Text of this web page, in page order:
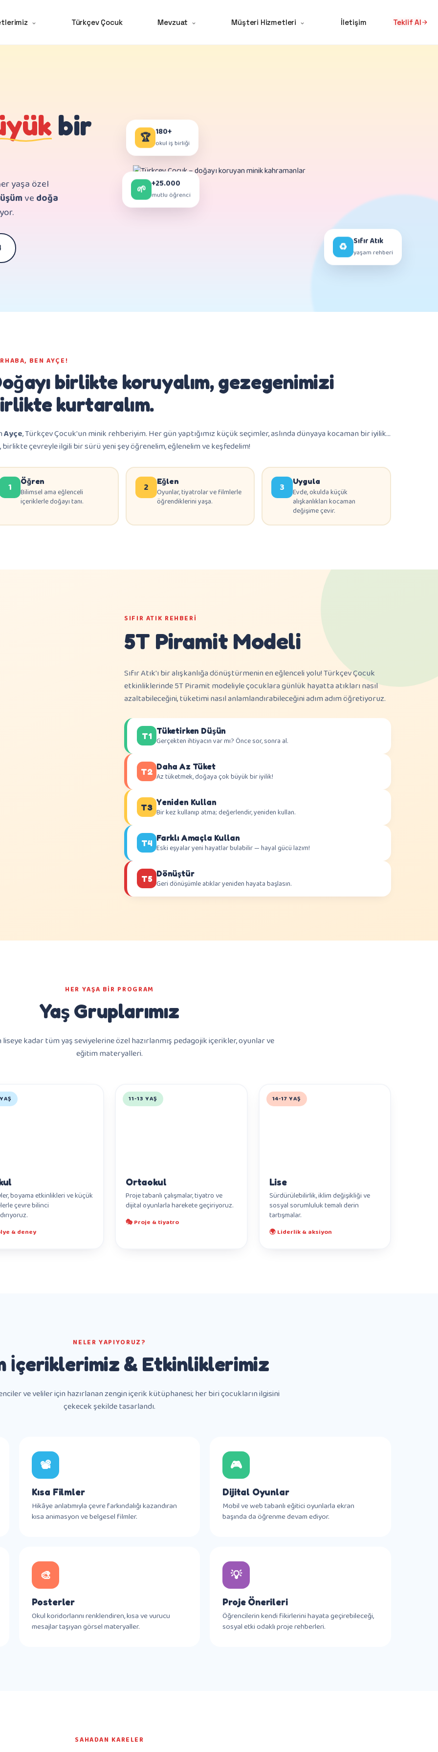
Türkçev Çocuk Mevzuat Müşteri Hizmetleri İletişim Teklif Al
bir
yaşa özel
vedoğa
🌱 +25.000
mutlu öğrenci
🏆 180+
okul iş birliği
♻️ Sıfır Atık
yaşam rehberi
BEN AYÇE!
birlikte koruyalım, gezegenimizi
kurtaralım.
Ayçe, Türkçev Çocuk'un minik rehberiyim. Her gün yaptığımız küçük seçimler, aslında dünyaya kocaman bir iyilik…
birlikte çevreyle ilgili bir sürü yeni şey öğrenelim, eğlenelim ve keşfedelim!
1 Öğren
Bilimsel ama eğlenceli
içeriklerle doğayı tanı.
2 Eğlen
Oyunlar, tiyatrolar ve filmlerle
öğrendiklerini yaşa.
3 Uygula
Evde, okulda küçük
alışkanlıkları kocaman
değişime çevir.
SIFIR ATIK REHBERI
5T Piramit Modeli
Sıfır Atık'ı bir alışkanlığa dönüştürmenin en eğlenceli yolu! Türkçev Çocuk
etkinliklerinde 5T Piramit modeliyle çocuklara günlük hayatta atıkları nasıl
azaltabileceğini, tüketimi nasıl anlamlandırabileceğini adım adım öğretiyoruz.
T1 Tüketirken Düşün
Gerçekten ihtiyacın var mı? Önce sor, sonra al.
T2 Daha Az Tüket
Az tüketmek, doğaya çok büyük bir iyilik!
T3 Yeniden Kullan
Bir kez kullanıp atma; değerlendir, yeniden kullan.
T4 Farklı Amaçla Kullan
Eski eşyalar yeni hayatlar bulabilir — hayal gücü lazım!
T5 Dönüştür
Geri dönüşümle atıklar yeniden hayata başlasın.
HER YAŞA BIR PROGRAM
Yaş Gruplarımız
kadar tüm yaş seviyelerine özel hazırlanmış pedagojik içerikler, oyunlar ve
eğitim materyalleri.
boyama etkinlikleri ve küçük
çevre bilinci
& deney
11-13 YAŞ
Ortaokul
Proje tabanlı çalışmalar, tiyatro ve
dijital oyunlarla harekete geçiriyoruz.
🎭 Proje & tiyatro
14-17 YAŞ
Lise
Sürdürülebilirlik, iklim değişikliği ve
sosyal sorumluluk temalı derin
tartışmalar.
🌍 Liderlik & aksiyon
NELER YAPIYORUZ?
İçeriklerimiz & Etkinliklerimiz
ve veliler için hazırlanan zengin içerik kütüphanesi; her biri çocukların ilgisini
çekecek şekilde tasarlandı.
📽️
Kısa Filmler
Hikâye anlatımıyla çevre farkındalığı kazandıran
kısa animasyon ve belgesel filmler.
🎮
Dijital Oyunlar
Mobil ve web tabanlı eğitici oyunlarla ekran
başında da öğrenme devam ediyor.
🎨
Posterler
Okul koridorlarını renklendiren, kısa ve vurucu
mesajlar taşıyan görsel materyaller.
💡
Proje Önerileri
Öğrencilerin kendi fikirlerini hayata geçirebileceği,
sosyal etki odaklı proje rehberleri.
SAHADAN KARELER